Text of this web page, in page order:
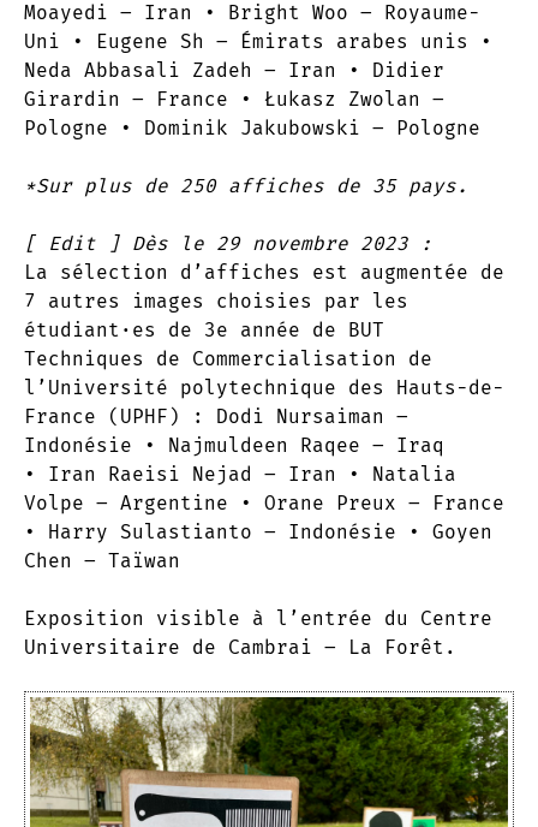
Moayedi – Iran • Bright Woo – Royaume-
Uni • Eugene Sh – Émirats arabes unis •
Neda Abbasali Zadeh – Iran • Didier
Girardin – France • Łukasz Zwolan –
Pologne • Dominik Jakubowski – Pologne
*Sur plus de 250 affiches de 35 pays.
[ Edit ] Dès le 29 novembre 2023 :
La sélection d’affiches est augmentée de
7 autres images choisies par les
étudiant·es de 3e année de BUT
Techniques de Commercialisation de
l’Université polytechnique des Hauts-de-
France (UPHF) : Dodi Nursaiman –
Indonésie • Najmuldeen Raqee – Iraq
• Iran Raeisi Nejad – Iran • Natalia
Volpe – Argentine • Orane Preux – France
• Harry Sulastianto – Indonésie • Goyen
Chen – Taïwan
Exposition visible à l’entrée du Centre
Universitaire de Cambrai – La Forêt.